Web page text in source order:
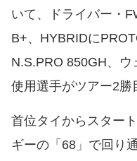
いて、ドライバー・
B+、HYBRIDに
N.S.PRO 850GH、
使用選手がツアー2勝
首位タイからスター
ギーの「68」で回り